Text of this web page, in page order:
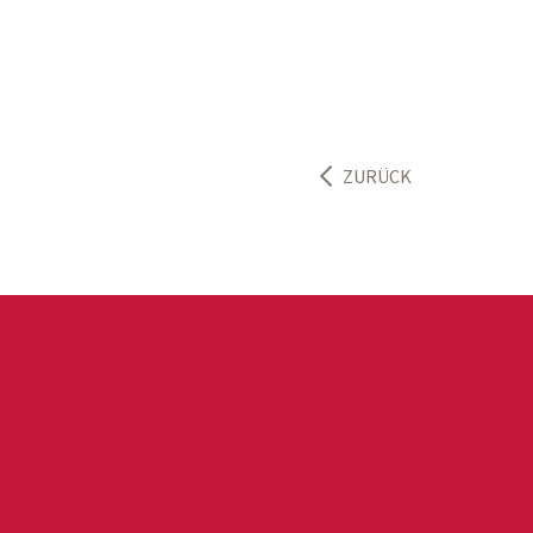
ZURÜCK